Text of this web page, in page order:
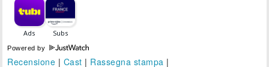
Powered by
Recensione | Cast | Rassegna stampa |